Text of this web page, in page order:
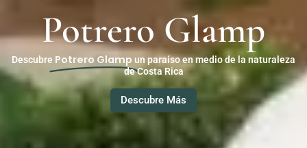
Potrero Glamp
Descubre Potrero Glamp un paraíso en medio de la naturaleza
de Costa Rica
Descubre Más